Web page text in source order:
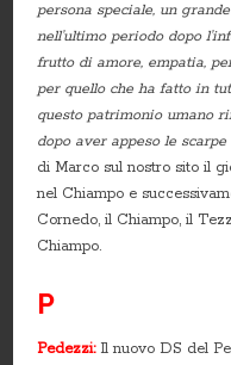
persona speciale, un
nell’ultimo periodo dopo
frutto di amore, empatia,
per quello che ha fatto in
questo patrimonio umano
dopo aver appeso le scarpe
di Marco sul nostro sito il
nel Chiampo e
Cornedo, il Chiampo, il
Chiampo.
P
Pedezzi: Il nuovo DS del